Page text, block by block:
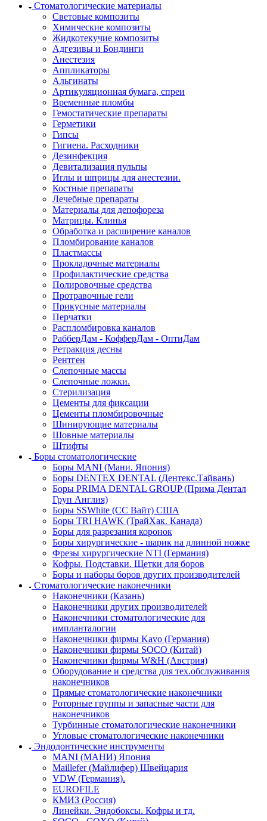
Стоматологические материалы
Световые композиты
Химические композиты
Жидкотекучие композиты
Адгезивы и Бондинги
Анестезия
Аппликаторы
Альгинаты
Артикуляционная бумага, спреи
Временные пломбы
Гемостатические препараты
Герметики
Гипсы
Гигиена. Расходники
Дезинфекция
Девитализация пульпы
Иглы и шприцы для анестезии.
Костные препараты
Лечебные препараты
Материалы для депофореза
Матрицы. Клинья
Обработка и расширение каналов
Пломбирование каналов
Пластмассы
Прокладочные материалы
Профилактические средства
Полировочные средства
Протравочные гели
Прикусные материалы
Перчатки
Распломбировка каналов
РабберДам - КофферДам - ОптиДам
Ретракция десны
Рентген
Слепочные массы
Слепочные ложки.
Стерилизация
Цементы для фиксации
Цементы пломбировочные
Шинирующие материалы
Шовные материалы
Штифты
Боры стоматологические
Боры MANI (Мани. Япония)
Боры DENTEX DENTAL (Дентекс.Тайвань)
Боры PRIMA DENTAL GROUP (Прима Дентал
Груп Англия)
Боры SSWhite (СС Вайт) США
Боры TRI HAWK (ТрайХак. Канада)
Боры для разрезания коронок
Боры хирургические - шарик на длинной ножке
Фрезы хирургические NTI (Германия)
Кофры. Подставки. Щетки для боров
Боры и наборы боров других производителей
Стоматологические наконечники
Наконечники (Казань)
Наконечники других производителей
Наконечники стоматологические для
импланталогии
Наконечники фирмы Kavo (Германия)
Наконечники фирмы SOCO (Китай)
Наконечники фирмы W&H (Австрия)
Оборудование и средства для тех.обслуживания
наконечников
Прямые стоматологические наконечники
Роторные группы и запасные части для
наконечников
Турбинные стоматологические наконечники
Угловые стоматологические наконечники
Эндодонтические инструменты
MANI (МАНИ) Япония
Maillefer (Майлифер) Швейцария
VDW (Германия).
EUROFILE
КМИЗ (Россия)
Линейки. Эндобоксы. Кофры и тд.